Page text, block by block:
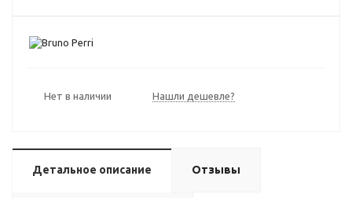
Нет в наличии Нашли дешевле?
Детальное описание Отзывы